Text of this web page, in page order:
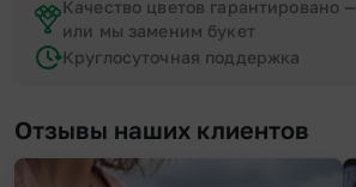
Качество цветов гарантировано —
или мы заменим букет
Круглосуточная поддержка
Отзывы наших клиентов